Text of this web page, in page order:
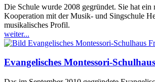
Die Schule wurde 2008 gegründet. Sie hat ein
Kooperation mit der Musik- und Singschule
musikalisches Profil.
weiter...
Evangelisches Montessori-